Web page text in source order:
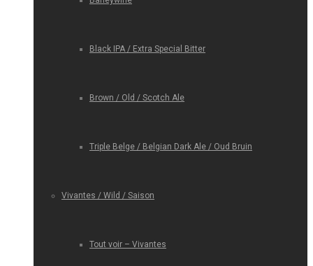
Black IPA / Extra Special Bitter
Brown / Old / Scotch Ale
Triple Belge / Belgian Dark Ale / Oud Bruin
Vivantes / Wild / Saison
Tout voir – Vivantes